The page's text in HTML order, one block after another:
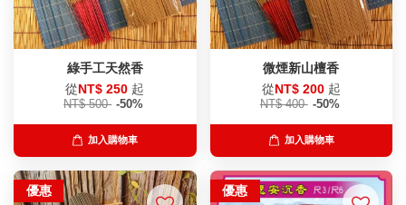
綠手工天然香
從NT$ 250 起
NT$ 500 -50%
加入購物車
微煙新山檀香
從NT$ 200 起
NT$ 400 -50%
加入購物車
優惠 優惠